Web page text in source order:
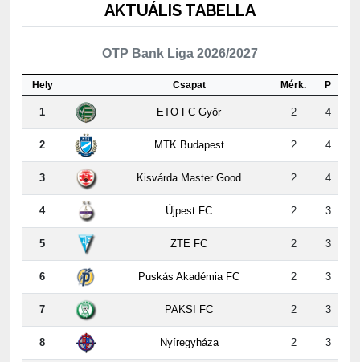
OTP Bank Liga 2026/2027
Csapat
1 ETO FC Győr 2 4
2 MTK Budapest 2 4
3 Kisvárda Master Good 2 4
4 Újpest FC 2 3
5 ZTE FC 2 3
6 Puskás Akadémia FC 2 3
7 PAKSI FC 2 3
8 Nyíregyháza 2 3
9 Kispest-Honvéd 2 2